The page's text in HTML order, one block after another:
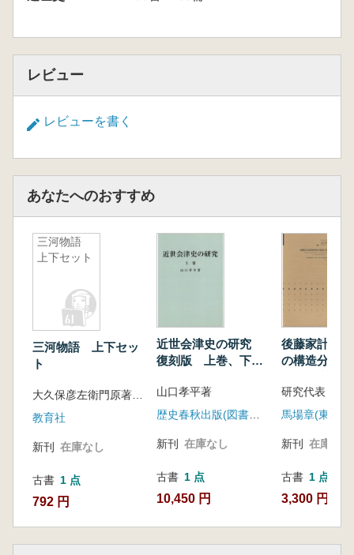
レビュー
レビューを書く
あなたへのおすすめ
三河物語
上下セット
三河物語 上下セッ
ト
教育社
新刊 在庫なし
古書 1 点
792 円
近世会津史の研究
復刻版 上巻、下
山口孝平著
歴史春秋出版(図書館流通センター)
新刊 在庫なし
古書 1 点
10,450 円
後藤家計量
の構造分析
研究代表 馬
新刊 在庫なし
古書 1 点
3,300 円